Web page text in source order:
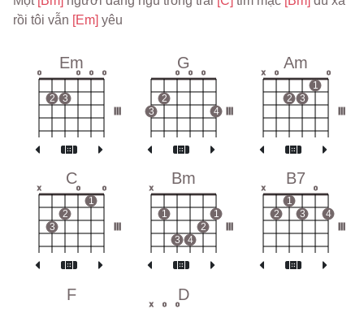
rồi tôi vẫn [Em] yêu
Em
o
2 3
o o o
G
3
2
o o o
4
Am
x o
2 3
1
o
C
x
3
2
o
1
o
Bm
x
1
3 4
2
1
B7
x
2
1
3
o
4
F D
x o o